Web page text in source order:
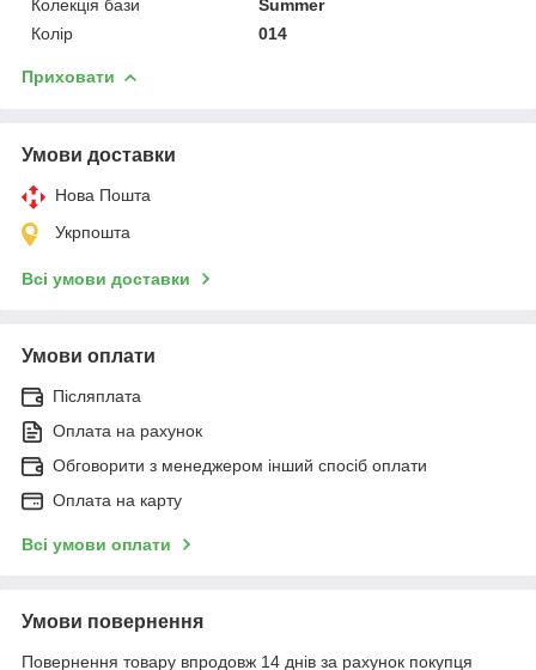
Колекція бази
Summer
Колір
014
Приховати
Умови доставки
Нова Пошта
Укрпошта
Всі умови доставки
Умови оплати
Післяплата
Оплата на рахунок
Обговорити з менеджером інший спосіб оплати
Оплата на карту
Всі умови оплати
Умови повернення
Повернення товару впродовж 14 днів за рахунок покупця